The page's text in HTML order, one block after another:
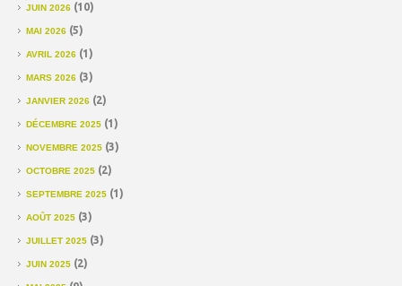
JUIN 2026 (10)
MAI 2026 (5)
AVRIL 2026 (1)
MARS 2026 (3)
JANVIER 2026 (2)
DÉCEMBRE 2025 (1)
NOVEMBRE 2025 (3)
OCTOBRE 2025 (2)
SEPTEMBRE 2025 (1)
AOÛT 2025 (3)
JUILLET 2025 (3)
JUIN 2025 (2)